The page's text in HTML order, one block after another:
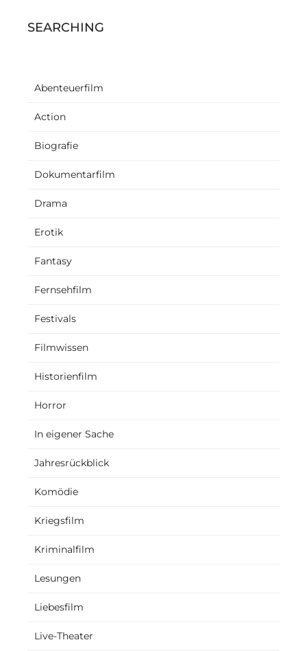
SEARCHING
Abenteuerfilm
Action
Biografie
Dokumentarfilm
Drama
Erotik
Fantasy
Fernsehfilm
Festivals
Filmwissen
Historienfilm
Horror
In eigener Sache
Jahresrückblick
Komödie
Kriegsfilm
Kriminalfilm
Lesungen
Liebesfilm
Live-Theater